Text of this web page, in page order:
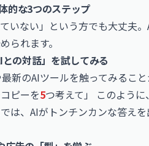
的な3つのステップ
いない」という方でも大丈夫
られます。
の対話」を試してみる
新のAIツールを触ってみるこ
ピーを5つ考えて」 このよう
は、AIがトンチンカンな答え